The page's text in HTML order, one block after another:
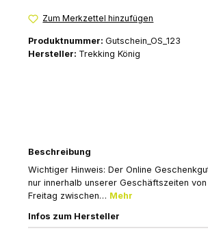
Zum Merkzettel hinzufügen
Produktnummer: Gutschein_OS_123
Hersteller: Trekking König
Beschreibung
Wichtiger Hinweis: Der Online
nur innerhalb unserer Geschäftszeiten
Freitag zwischen… Mehr
Infos zum Hersteller